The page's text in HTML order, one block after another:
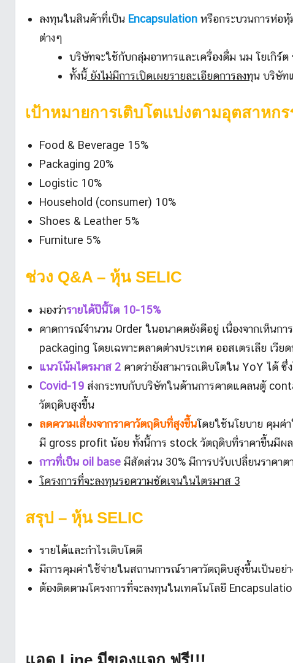
ลงทุนในสินค้าที่เป็น Encapsulationหรือกระบวนการห่อหุ้
ต่างๆ
บริษัทจะใช้กับกลุ่มอาหารและเครื่องดื่ม นม โยเกิร์
ทั้งนี้ ยังไม่มีการเปิดเผยรายละเอียดการลงทุน บริษัท
เป้าหมายการเติบโตแบ่งตามอุตสาหกร
Food & Beverage 15%
Packaging 20%
Logistic 10%
Household (consumer) 10%
Shoes & Leather 5%
Furniture 5%
ช่วง Q&A – หุ้น SELIC
มองว่ารายได้ปีนี้โต 10-15%
คาดการณ์จำนวน Order ในอนาคตยังดีอยู่ เนื่องจากเห็นก
packaging โดยเฉพาะตลาดต่างประเทศ ออสเตรเลีย เวีย
แนวโน้มไตรมาส 2คาดว่ายังสามารถเติบโตใน YoY ได้ ซึ่
Covid-19 ส่งกระทบกับบริษัทในด้านการคาดแคลนตู้
วัตถุดิบสูงขึ้น
ลดความเสี่ยงจากราคาวัตถุดิบที่สูงขึ้นโดยใช้นโยบาย คุมค่
มี gross profit น้อย ทั้งนี้การ stock วัตถุดิบที่ราคาขึ้นมีผ
กาวที่เป็น oil baseมีสัดส่วน 30% มีการปรับเปลี่ยนราคา
โครงการที่จะลงทุนรอความชัดเจนในไตรมาส 3
สรุป – หุ้น SELIC
รายได้และกำไรเติบโตดี
มีการคุมค่าใช้จ่ายในสถานการณ์ราคาวัตถุดิบสูงขึ้นเป็นอย่า
ต้องติดตามโครงการที่จะลงทุนในเทคโนโลยี